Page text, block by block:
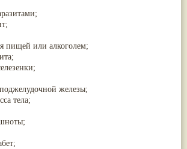
пищей или алкоголем;
железы;
тела;